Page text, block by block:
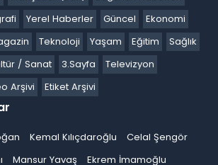
Yerel Haberler Güncel
Ekonomi
Teknoloji Yaşam Eğitim
Sağlık
/ Sanat 3.Sayfa
Televizyon
Arşivi Etiket Arşivi
Kemal Kılıçdaroğlu
Celal Şengör
Mansur Yavaş
Ekrem İmamoğlu